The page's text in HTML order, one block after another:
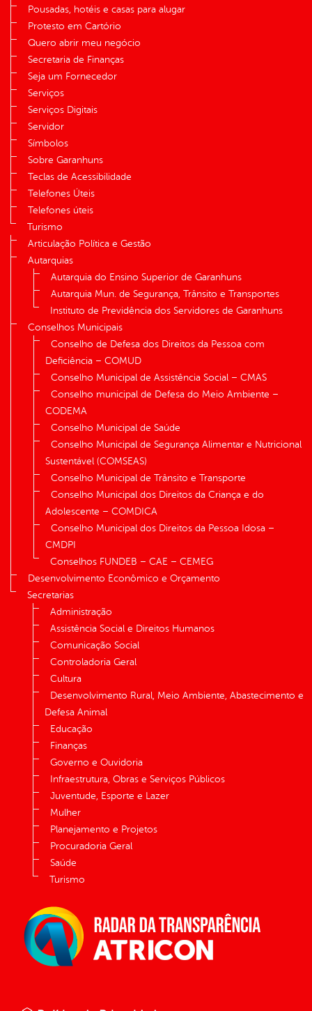
Pousadas, hotéis e casas para alugar
Protesto em Cartório
Quero abrir meu negócio
Secretaria de Finanças
Seja um Fornecedor
Serviços
Serviços Digitais
Servidor
Símbolos
Sobre Garanhuns
Teclas de Acessibilidade
Telefones Úteis
Telefones úteis
Turismo
Articulação Política e Gestão
Autarquias
Autarquia do Ensino Superior de Garanhuns
Autarquia Mun. de Segurança, Trânsito e Transportes
Instituto de Previdência dos Servidores de Garanhuns
Conselhos Municipais
Conselho de Defesa dos Direitos da Pessoa com
Deficiência – COMUD
Conselho Municipal de Assistência Social – CMAS
Conselho municipal de Defesa do Meio Ambiente –
CODEMA
Conselho Municipal de Saúde
Conselho Municipal de Segurança Alimentar e Nutricional
Sustentável (COMSEAS)
Conselho Municipal de Trânsito e Transporte
Conselho Municipal dos Direitos da Criança e do
Adolescente – COMDICA
Conselho Municipal dos Direitos da Pessoa Idosa –
CMDPI
Conselhos FUNDEB – CAE – CEMEG
Desenvolvimento Econômico e Orçamento
Secretarias
Administração
Assistência Social e Direitos Humanos
Comunicação Social
Controladoria Geral
Cultura
Desenvolvimento Rural, Meio Ambiente, Abastecimento e
Defesa Animal
Educação
Finanças
Governo e Ouvidoria
Infraestrutura, Obras e Serviços Públicos
Juventude, Esporte e Lazer
Mulher
Planejamento e Projetos
Procuradoria Geral
Saúde
Turismo